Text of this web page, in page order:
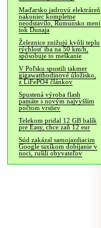
Maďarsko jadrovú elektráreň
nakoniec kompletne
neodstavilo, Rumunsko mení
tok Dunaja
Železnice znižujú kvôli teplu
rýchlosť iba na 50 km/h,
spôsobuje to meškanie
V Poľsku spustili takmer
gigawatthodinové úložisko,
z LiFePO4 článkov
Spustená výroba flash
pamäte s novým najvyšším
počtom vrstiev
Telekom pridal 12 GB balík
pre Easy, chce zaň 12 eur
Súd zakázal samojazdiacim
Google taxíkom dobíjanie v
noci, rušili obyvateľov